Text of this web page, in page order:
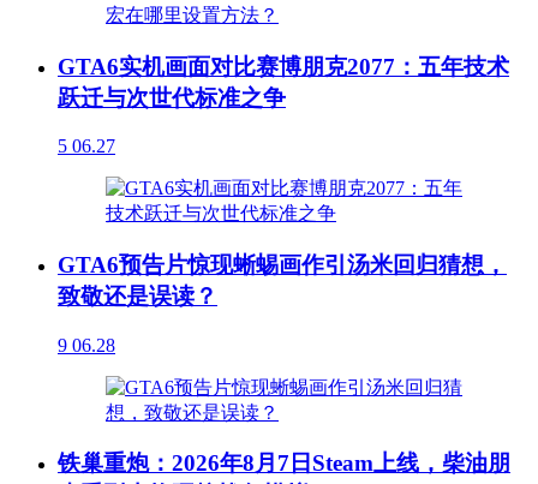
GTA6实机画面对比赛博朋克2077：五年技术
跃迁与次世代标准之争
5 06.27
GTA6预告片惊现蜥蜴画作引汤米回归猜想，
致敬还是误读？
9 06.28
铁巢重炮：2026年8月7日Steam上线，柴油朋